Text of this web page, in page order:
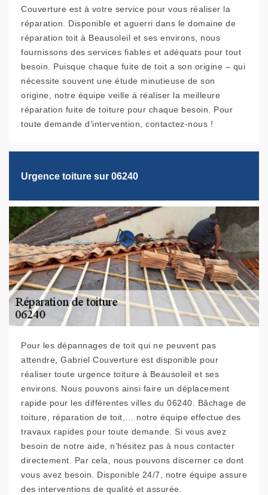
Couverture est à votre service pour vous réaliser la
réparation. Disponible et aguerri dans le domaine de
réparation toit à Beausoleil et ses environs, nous
fournissons des services fiables et adéquats pour tout
besoin. Puisque chaque fuite de toit a son origine – qui
nécessite souvent une étude minutieuse de son
origine, notre équipe veille à réaliser la meilleure
réparation fuite de toiture pour chaque besoin. Pour
toute demande d’intervention, contactez-nous !
Urgence toiture sur 06240
Pour les dépannages de toit qui ne peuvent pas
attendre, Gabriel Couverture est disponible pour
réaliser toute urgence toiture à Beausoleil et ses
environs. Nous pouvons ainsi faire un déplacement
rapide pour les différentes villes du 06240. Bâchage de
toiture, réparation de toit,… notre équipe effectue des
travaux rapides pour toute demande. Si vous avez
besoin de notre aide, n’hésitez pas à nous contacter
directement. Par cela, nous pouvons discerner ce dont
vous avez besoin. Disponible 24/7, notre équipe assure
des interventions de qualité et assurée.